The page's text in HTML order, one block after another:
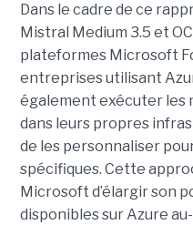
Dans le cadre de ce
Mistral Medium 3.5 et
plateformes Microsoft
entreprises utilisant
également exécuter les
dans leurs propres
de les personnaliser
spécifiques. Cette
Microsoft d’élargir son
disponibles sur Azure